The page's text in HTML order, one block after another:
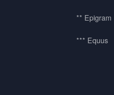
** Epigram
*** Equus